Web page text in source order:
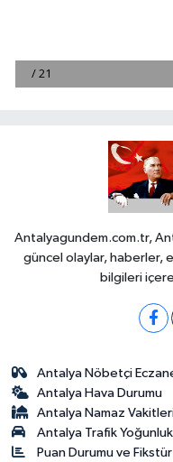
Antalyagundem.com.tr,
güncel olaylar, haberler,
bilgileri
Antalya Nöbetçi
Antalya Hava Durumu
Antalya Namaz
Antalya Trafik
Puan Durumu ve Fikstür